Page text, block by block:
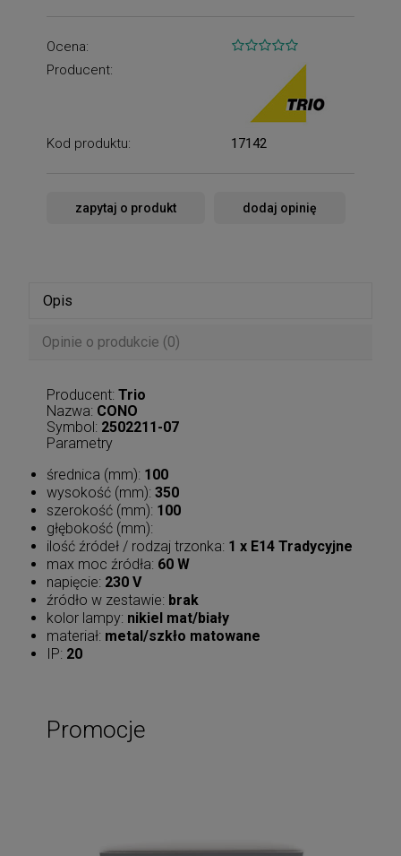
Ocena:
Producent:
Kod produktu: 17142
zapytaj o produkt dodaj opinię
Opis
Opinie o produkcie (0)
Producent: Trio
Nazwa: CONO
Symbol: 2502211-07
Parametry
średnica (mm): 100
wysokość (mm): 350
szerokość (mm): 100
głębokość (mm):
ilość źródeł / rodzaj trzonka: 1 x E14 Tradycyjne
max moc źródła: 60 W
napięcie: 230 V
źródło w zestawie: brak
kolor lampy: nikiel mat/biały
materiał: metal/szkło matowane
IP: 20
Promocje